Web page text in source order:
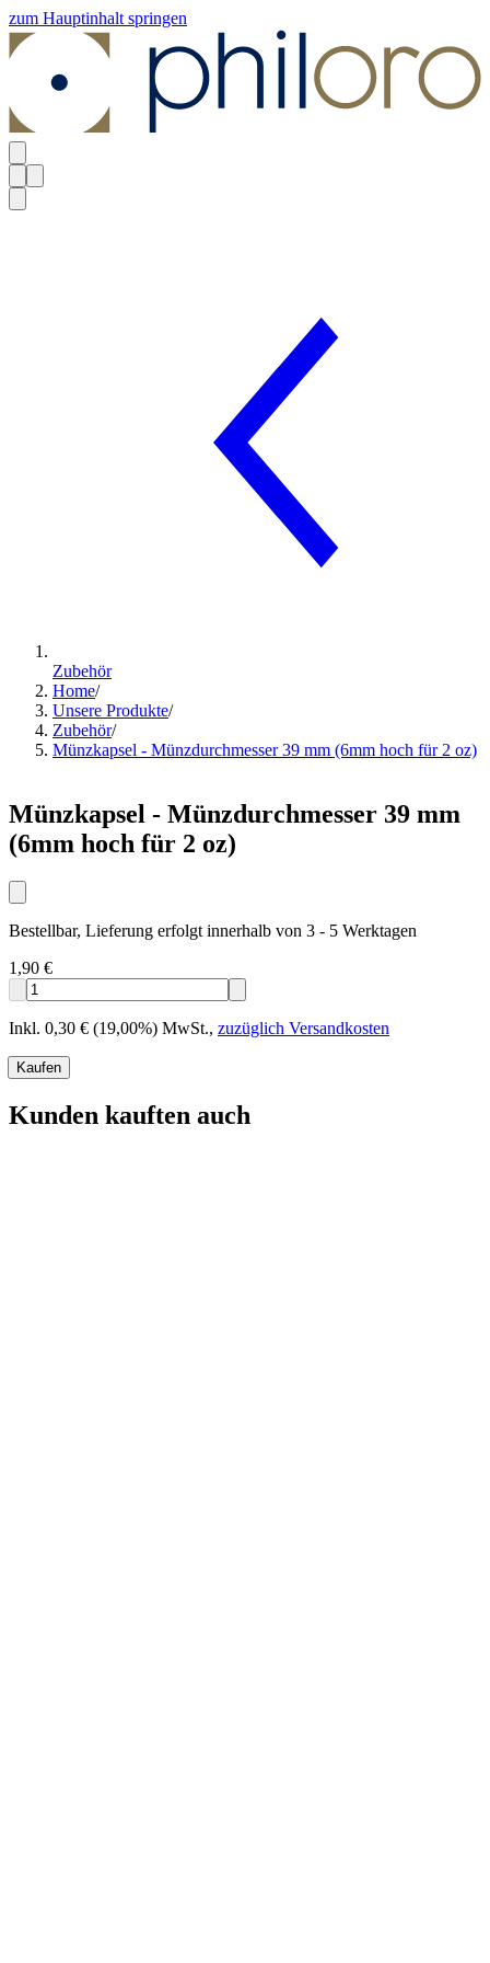
zum Hauptinhalt springen
Zubehör
Home/
Unsere Produkte/
Zubehör/
Münzkapsel - Münzdurchmesser 39 mm (6mm hoch für 2 oz)
Münzkapsel - Münzdurchmesser 39 mm
(6mm hoch für 2 oz)
Bestellbar, Lieferung erfolgt innerhalb von 3 - 5 Werktagen
1,90 €
Inkl. 0,30 € (19,00%) MwSt., zuzüglich Versandkosten
Kaufen
Kunden kauften auch